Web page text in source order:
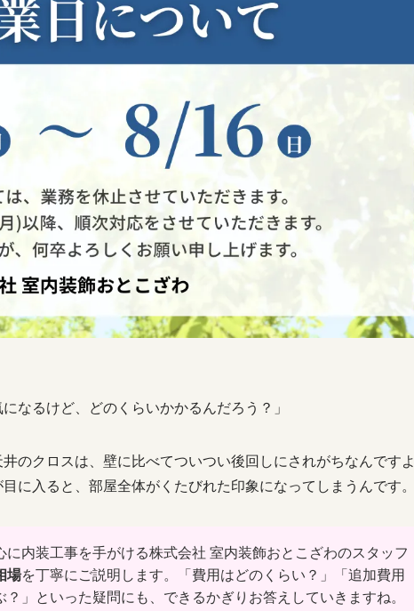
なるけど、どのくらいかかるんだろう？」
のクロスは、壁に比べてついつい後回しにされがちなんですよ
に入ると、部屋全体がくたびれた印象になってしまうんです。
内装工事を手がける株式会社 室内装飾おとこざわのスタッフ
場を丁寧にご説明します。「費用はどのくらい？」「追加費用
」といった疑問にも、できるかぎりお答えしていきますね。